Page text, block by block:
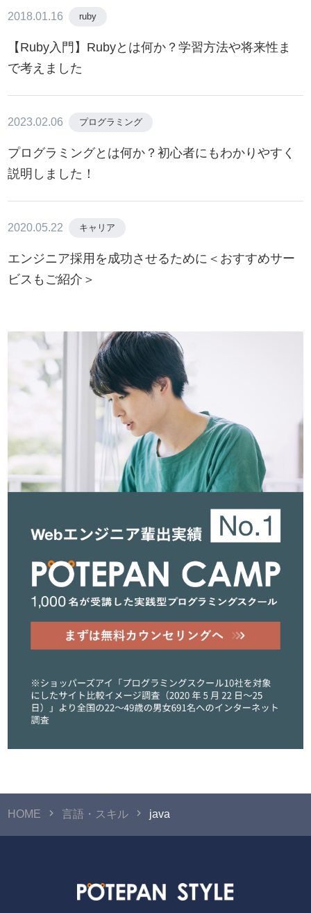
2018.01.16 ruby
【Ruby入門】Rubyとは何か？学習方法や将来性ま
で考えました
2023.02.06 プログラミング
プログラミングとは何か？初心者にもわかりやすく
説明しました！
2020.05.22 キャリア
エンジニア採用を成功させるために＜おすすめサー
ビスもご紹介＞
HOME 言語・スキル java